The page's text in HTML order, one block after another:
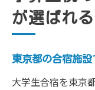
が選ばれ
東京都の合宿施
大学生合宿を東京